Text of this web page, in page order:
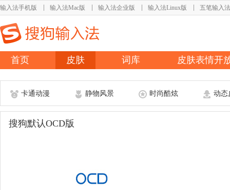
输入法手机版 输入法Mac版 输入法企业版 输入法Linux版 五笔输入法
首页 皮肤 词库 皮肤表情开
卡通动漫 静物风景 时尚酷炫 动态
搜狗默认OCD版